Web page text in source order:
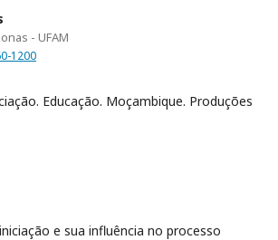
- UFAM
1200
Educação. Moçambique. Produções
e sua influência no processo